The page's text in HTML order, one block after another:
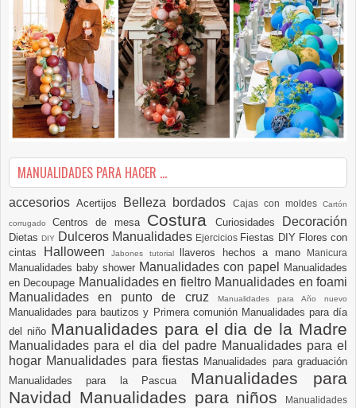
MANUALIDADES PARA HACER ...
accesoriosAcertijos Belleza bordados Cajas con moldesCartón
corrugadoCentros de mesa Costura Curiosidades Decoración
DietasDIY Dulceros Manualidades Ejercicios Fiestas DIY Flores con
cintas
Halloween Jabones tutorial llaveros hechos a mano Manicura
Manualidades baby shower Manualidades con papel
Manualidades
en Decoupage Manualidades en fieltro Manualidades en foami
Manualidades en punto de cruz
Manualidades para Año nuevo
Manualidades para bautizos y Primera comunión Manualidades para día
del niño Manualidades para el dia de la Madre
Manualidades para el dia del padre Manualidades para el
hogar Manualidades para fiestas Manualidades para graduación
Manualidades para la Pascua Manualidades para
Navidad Manualidades para niños
Manualidades